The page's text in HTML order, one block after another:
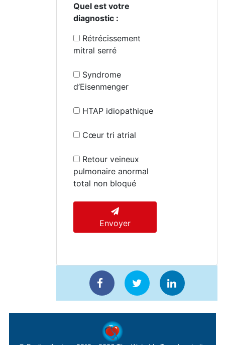
Quel est votre
diagnostic :
Rétrécissement
mitral serré
Syndrome
d’Eisenmenger
HTAP idiopathique
Cœur tri atrial
Retour veineux
pulmonaire anormal
total non bloqué
Envoyer